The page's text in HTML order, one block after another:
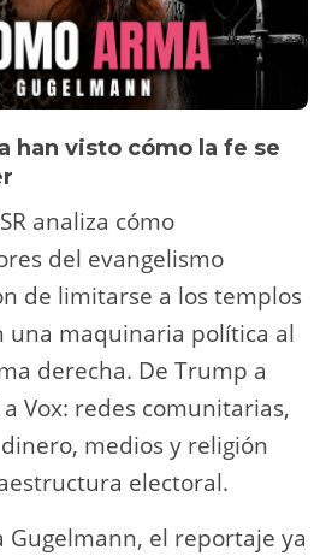
han visto cómo la fe se
analiza cómo
del evangelismo
de limitarse a los templos
una maquinaria política al
derecha. De Trump a
Vox: redes comunitarias,
medios y religión
electoral.
Gugelmann, el reportaje ya